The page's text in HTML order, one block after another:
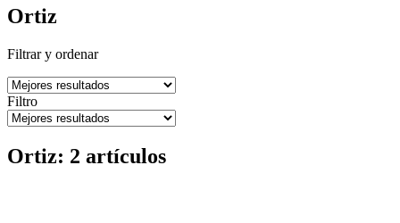
Ortiz
Filtrar y ordenar
Filtro
Ortiz: 2 artículos